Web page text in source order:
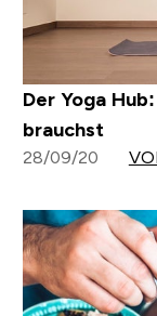
Der Yoga
brauchst
28/09/20